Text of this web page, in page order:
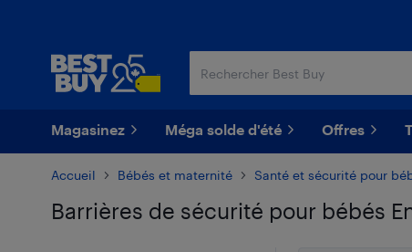
Magasinez Méga solde d'été Offres
Accueil Bébés et maternité Santé et sécurité pour
Barrières de sécurité pour bébés